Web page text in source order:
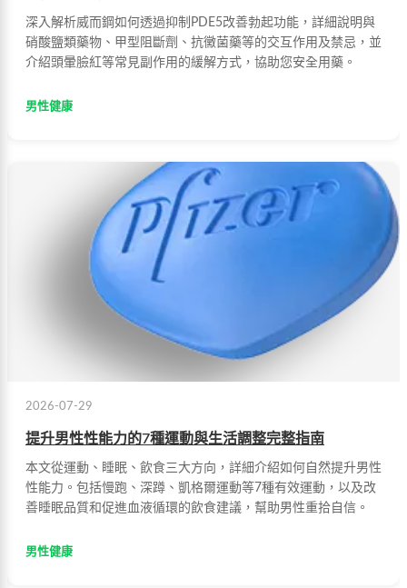
深入解析威而鋼如何透過抑制PDE5改善勃起功能，詳細說明與
硝酸鹽類藥物、甲型阻斷劑、抗黴菌藥等的交互作用及禁忌，並
介紹頭暈臉紅等常見副作用的緩解方式，協助您安全用藥。
男性健康
2026-07-29
提升男性性能力的7種運動與生活調整完整指南
本文從運動、睡眠、飲食三大方向，詳細介紹如何自然提升男性
性能力。包括慢跑、深蹲、凱格爾運動等7種有效運動，以及改
善睡眠品質和促進血液循環的飲食建議，幫助男性重拾自信。
男性健康